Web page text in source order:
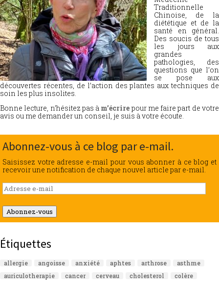
Traditionnelle
Chinoise, de la
diététique et de la
santé en général.
Des soucis de tous
les jours aux
grandes
pathologies, des
questions que l’on
se pose aux
découvertes récentes, de l’action des plantes aux techniques de
soin les plus insolites.
Bonne lecture, n’hésitez pas à m’écrire pour me faire part de votre
avis ou me demander un conseil, je suis à votre écoute.
Abonnez-vous à ce blog par e-mail.
Saisissez votre adresse e-mail pour vous abonner à ce blog et
recevoir une notification de chaque nouvel article par e-mail.
Adresse
e-
mail
Abonnez-vous
Étiquettes
allergie angoisse anxiété aphtes arthrose
asthme
auriculotherapie
cancer cerveau cholesterol
colère